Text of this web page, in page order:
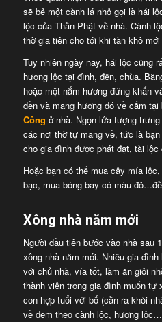
sẽ bẻ một cành lá nhỏ gọi là hái
lộc của Thần Phật về nhà. Cành
thờ gia tiên cho tới khi tàn khô mới
Tuy nhiên ngày nay, hái lộc cũng
hương lộc tại đình, đền, chùa.
hoặc một nắm hương đứng khấn
đền và mang hương đó về cắm
Công ở nhà. Ngọn lửa tượng
các nơi thờ tự mang về, tức là
cho gia đình được phát đạt, tài lộc
Hoặc bạn có thể mua cây mía
bạc, mua bóng bay có màu
Xông nhà năm mới
Người đầu tiên bước vào nhà sau
xông nhà năm mới. Nhiều gia
với chủ nhà, vía tốt, làm ăn giỏi
thành viên trong gia đình muốn tự
con hợp tuổi với bố (cần ra khỏi
về đem theo cành lộc, hương